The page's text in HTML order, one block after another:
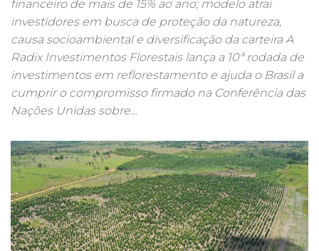
financeiro de mais de 15% ao ano; modelo atrai
investidores em busca de proteção da natureza,
causa socioambiental e diversificação da carteira A
Radix Investimentos Florestais lança a 10ª rodada de
investimentos em reflorestamento e ajuda o Brasil a
cumprir o compromisso firmado na Conferência das
Nações Unidas sobre…